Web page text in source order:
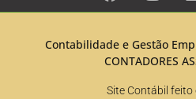
Contabilidade e Gestão
CONTADORES
Site Contábil feito